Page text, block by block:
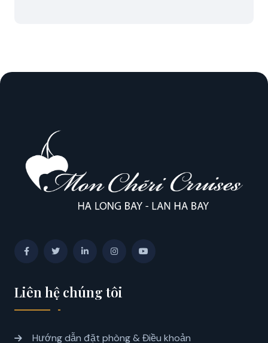
Liên hệ chúng tôi
Hướng dẫn đặt phòng & Điều khoản